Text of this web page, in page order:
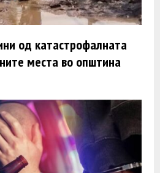
од катастрофалната
места во општина